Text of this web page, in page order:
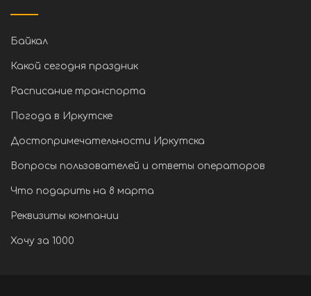
Байкал
Какой сегодня праздник
Расписание транспорта
Погода в Иркутске
Достопримечательности Иркутска
Вопросы пользователей и ответы операторов
Что подарить на 8 марта
Реквизиты компании
Хочу за 1000